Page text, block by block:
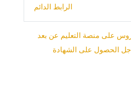
الرابط الدائم
على منصة التعليم عن بعد
الحصول على الشهادة